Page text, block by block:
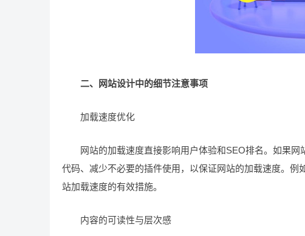
二、网站设计中的细节注意事项
加载速度优化
网站的加载速度直接影响用户体验和SEO排名。如果网
代码、减少不必要的插件使用，以保证网站的加载速度。
站加载速度的有效措施。
内容的可读性与层次感